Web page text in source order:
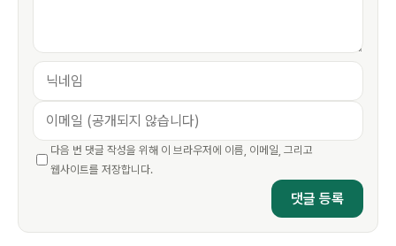
다음 번 댓글 작성을 위해 이 브라우저에 이름, 이메일, 그리고
웹사이트를 저장합니다.